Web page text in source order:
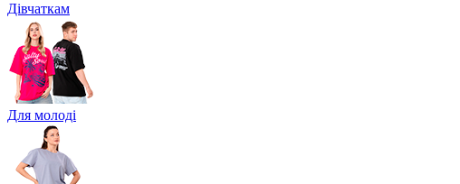
Дівчаткам
Для молоді